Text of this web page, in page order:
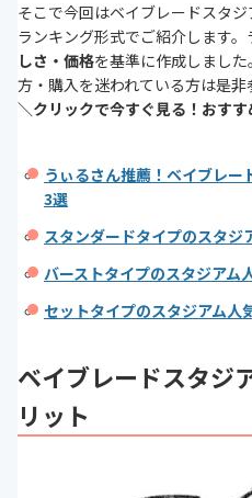
そこで今回はベイブレードスタ
ランキング形式でご紹介します
しさ・価格を基準に作成しまし
方・購入を迷われている方は是非
＼クリックで今すぐ見る！おす
うぃるさん推薦！ベイブレ
3選
スタンダードタイプのスタジ
バーストタイプのスタジアム
セットタイプのスタジアム人
ベイブレードスタジ
リット